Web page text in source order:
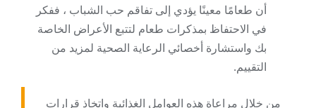
أن طعامًا معينًا يؤدي إلى تفاقم حب الشباب ، ففكر
في الاحتفاظ بمذكرات طعام لتتبع الأعراض الخاصة
بك واستشارة أخصائي الرعاية الصحية لمزيد من
التقييم.
من خلال مراعاة هذه العوامل الغذائية واتخاذ قرارات